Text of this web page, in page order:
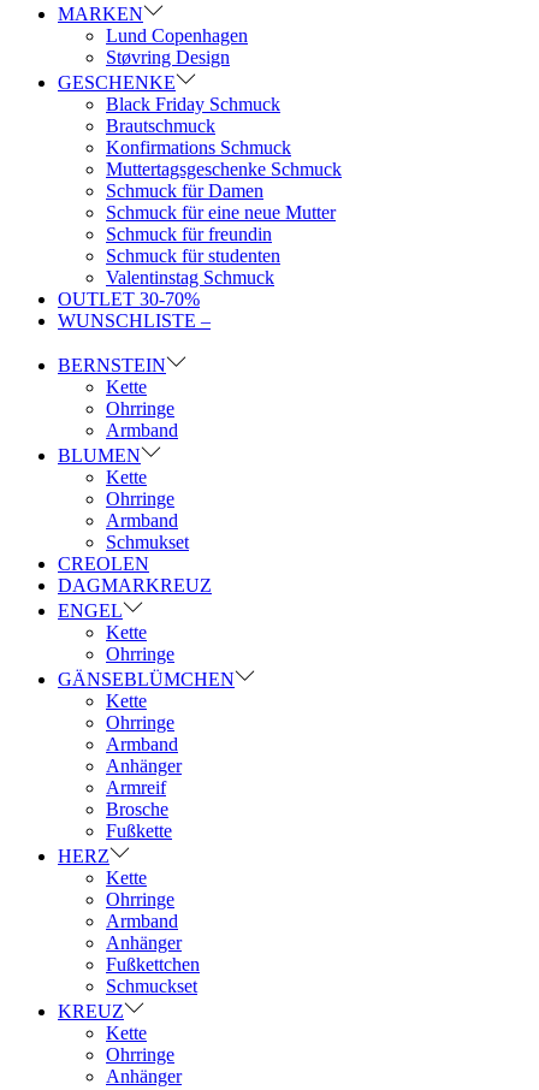
MARKEN
Lund Copenhagen
Støvring Design
GESCHENKE
Black Friday Schmuck
Brautschmuck
Konfirmations Schmuck
Muttertagsgeschenke Schmuck
Schmuck für Damen
Schmuck für eine neue Mutter
Schmuck für freundin
Schmuck für studenten
Valentinstag Schmuck
OUTLET 30-70%
WUNSCHLISTE –
BERNSTEIN
Kette
Ohrringe
Armband
BLUMEN
Kette
Ohrringe
Armband
Schmukset
CREOLEN
DAGMARKREUZ
ENGEL
Kette
Ohrringe
GÄNSEBLÜMCHEN
Kette
Ohrringe
Armband
Anhänger
Armreif
Brosche
Fußkette
HERZ
Kette
Ohrringe
Armband
Anhänger
Fußkettchen
Schmuckset
KREUZ
Kette
Ohrringe
Anhänger